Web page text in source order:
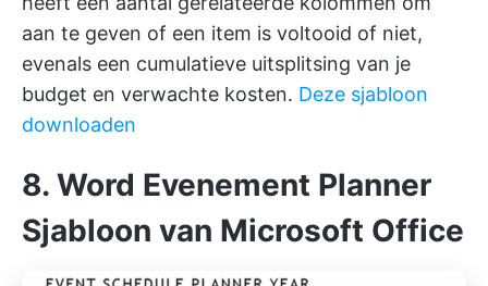
aan te geven of een item is voltooid of niet,
evenals een cumulatieve uitsplitsing van je
budget en verwachte kosten. Deze sjabloon
downloaden
8. Word Evenement Planner
Sjabloon van Microsoft Office